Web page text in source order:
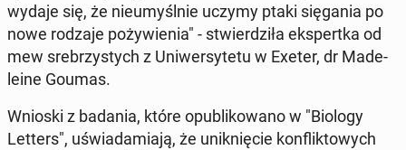
wydaje się, że nie­umyśl­nie uczymy ptaki się­ga­nia po
nowe rodzaje po­ży­wie­nia" - stwier­dzi­ła eks­pert­ka od
mew sre­brzy­stych z Uni­wer­sy­te­tu w Exeter, dr Ma­de­
le­ine Goumas.
Wnioski z badania, które opu­bli­ko­wa­no w "Biology
Letters", uświa­da­mia­ją, że unik­nię­cie kon­flik­to­wych